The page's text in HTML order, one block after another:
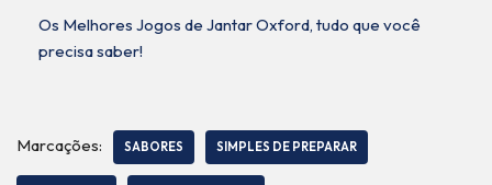
Os Melhores Jogos de Jantar Oxford, tudo que você
precisa saber!
Marcações: SABORES SIMPLES DE PREPARAR